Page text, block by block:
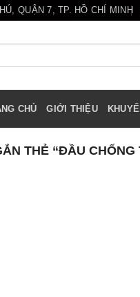
QUẬN 7, TP. HỒ CHÍ MINH
CHỦ GIỚI THIỆU
THẺ “ĐẦU CHỐNG